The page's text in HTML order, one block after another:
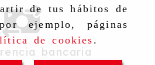
de tus hábitos de
ejemplo, páginas
de cookies .
bancaria